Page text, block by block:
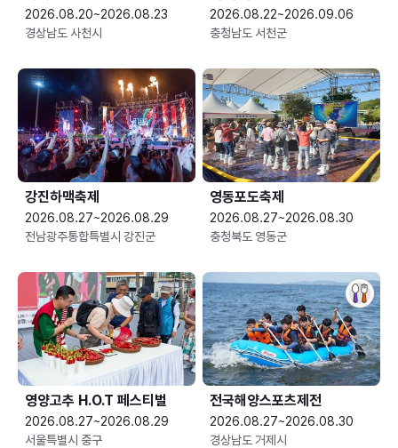
2026.08.20~2026.08.23
경상남도 사천시
2026.08.22~2026.09.06
충청남도 서천군
강진하맥축제
2026.08.27~2026.08.29
전남광주통합특별시 강진군
영동포도축제
2026.08.27~2026.08.30
충청북도 영동군
영양고추 H.O.T 페스티벌
2026.08.27~2026.08.29
서울특별시 중구
전국해양스포츠제전
2026.08.27~2026.08.30
경상남도 거제시